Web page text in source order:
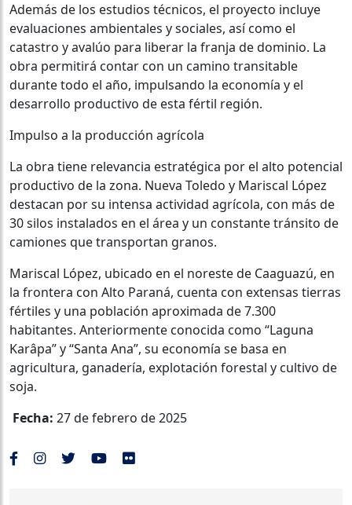
Además de los estudios técnicos, el proyecto incluye
evaluaciones ambientales y sociales, así como el
catastro y avalúo para liberar la franja de dominio. La
obra permitirá contar con un camino transitable
durante todo el año, impulsando la economía y el
desarrollo productivo de esta fértil región.
Impulso a la producción agrícola
La obra tiene relevancia estratégica por el alto potencial
productivo de la zona. Nueva Toledo y Mariscal López
destacan por su intensa actividad agrícola, con más de
30 silos instalados en el área y un constante tránsito de
camiones que transportan granos.
Mariscal López, ubicado en el noreste de Caaguazú, en
la frontera con Alto Paraná, cuenta con extensas tierras
fértiles y una población aproximada de 7.300
habitantes. Anteriormente conocida como “Laguna
Karâpa” y “Santa Ana”, su economía se basa en
agricultura, ganadería, explotación forestal y cultivo de
soja.
Fecha: 27 de febrero de 2025